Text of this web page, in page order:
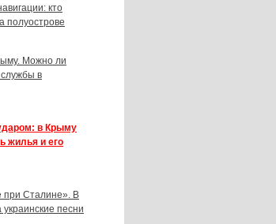
кто
полуострове
Можно ли
в
в Крыму
жилья и его
при Сталине». В
песни